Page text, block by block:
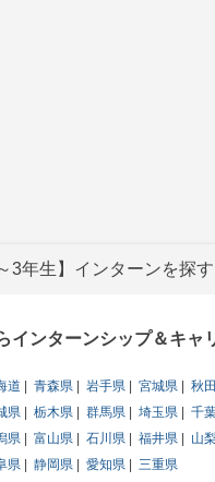
3年生】インターンを探す
インターンシップ＆キャ
道 青森県 岩手県 宮城県 秋
県 栃木県 群馬県 埼玉県 千
県 富山県 石川県 福井県 山
県 静岡県 愛知県
三重県